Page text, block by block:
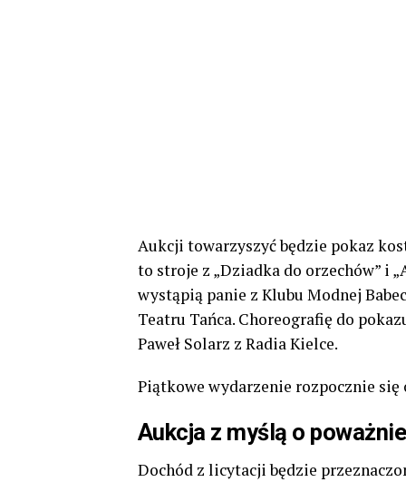
Aukcji towarzyszyć będzie pokaz
to stroje z „Dziadka do orzechów” i
wystąpią panie z Klubu Modnej
Teatru Tańca. Choreografię do
Paweł Solarz z Radia Kielce.
Piątkowe wydarzenie rozpocznie się
Aukcja z myślą o
Dochód z licytacji będzie